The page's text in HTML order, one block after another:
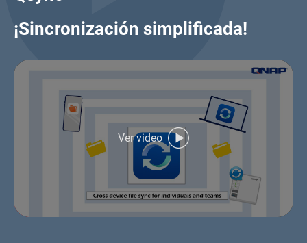
¡Sincronización simplificada!
Ver video